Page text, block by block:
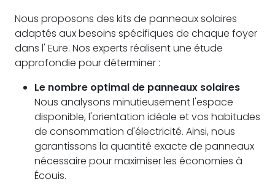
Nous proposons des kits de panneaux solaires
adaptés aux besoins spécifiques de chaque foyer
dans l' Eure. Nos experts réalisent une étude
approfondie pour déterminer :
Le nombre optimal de panneaux solaires
Nous analysons minutieusement l'espace
disponible, l'orientation idéale et vos habitudes
de consommation d'électricité. Ainsi, nous
garantissons la quantité exacte de panneaux
nécessaire pour maximiser les économies à
Écouis.